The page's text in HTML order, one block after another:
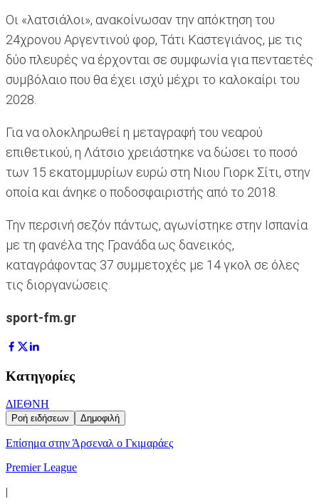
Οι «λατσιάλοι», ανακοίνωσαν την απόκτηση του
24χρονου Αργεντινού φορ, Τάτι Καστεγιάνος, με τις
δύο πλευρές να έρχονται σε συμφωνία για πενταετές
συμβόλαιο που θα έχει ισχύ μέχρι το καλοκαίρι του
2028.
Για να ολοκληρωθεί η μεταγραφή του νεαρού
επιθετικού, η Λάτσιο χρειάστηκε να δώσει το ποσό
των 15 εκατομμυρίων ευρώ στη Νιου Γιορκ Σίτι, στην
οποία και άνηκε ο ποδοσφαιριστής από το 2018.
Την περσινή σεζόν πάντως, αγωνίστηκε στην Ισπανία
με τη φανέλα της Γρανάδα ως δανεικός,
καταγράφοντας 37 συμμετοχές με 14 γκολ σε όλες
τις διοργανώσεις.
sport-fm.gr
Κατηγορίες
ΔΙΕΘΝΗ
Ροή ειδήσεων Δημοφιλή
Επίσημα στην Άρσεναλ ο Γκιμαράες
Premier League
|